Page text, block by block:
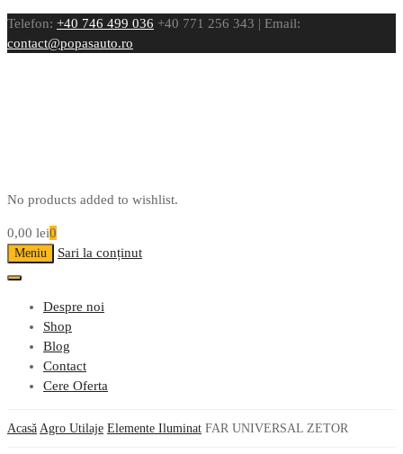
Telefon: +40 746 499 036 +40 771 256 343 | Email:
contact@popasauto.ro
No products added to wishlist.
0,00 lei0
Meniu Sari la conținut
Despre noi
Shop
Blog
Contact
Cere Oferta
Acasă Agro Utilaje Elemente Iluminat FAR UNIVERSAL ZETOR